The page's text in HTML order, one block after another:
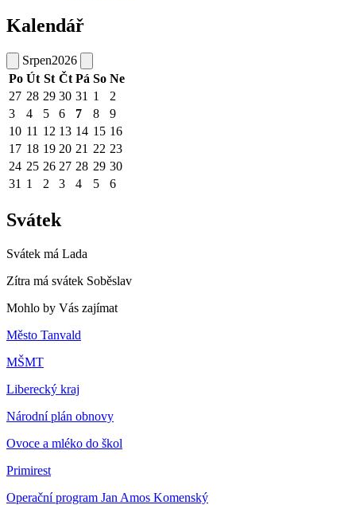
Kalendář
Srpen2026
Po Út St Čt Pá So Ne
27 28 29 30 31 1
2
3
4 5 6 7 8
9
10 11 12 13 14 15 16
17 18 19 20 21 22 23
24 25 26 27 28 29 30
31 1 2 3 4 5 6
Svátek
Svátek má Lada
Zítra má svátek Soběslav
Mohlo by Vás zajímat
Město Tanvald
MŠMT
Liberecký kraj
Národní plán obnovy
Ovoce a mléko do škol
Primirest
Operační program Jan Amos Komenský